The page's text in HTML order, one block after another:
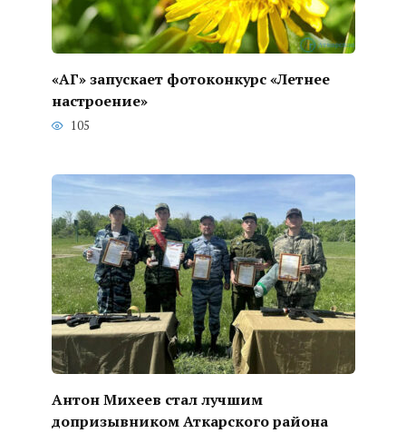
«АГ» запускает фотоконкурс «Летнее
настроение»
105
Антон Михеев стал лучшим
допризывником Аткарского района